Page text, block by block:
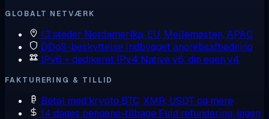
GLOBALT NETVÆRK
13 steder Nordamerika, EU, Mellemøsten, APAC
DDoS-beskyttelse Indbygget angrebsafbødning
IPv6 + dedikeret IPv4 Native v6, din egen v4
FAKTURERING & TILLID
Betal med krypto BTC, XMR, USDT og mere
14 dages pengene-tilbage Fuld refundering, ingen